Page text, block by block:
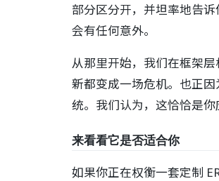
部分区分开，并坦率地告
会有任何意外。
从那里开始，我们在框架
新都变成一场危机。也正
统。我们认为，这恰恰是你
来看看它是否适合你
如果你正在权衡一套定制